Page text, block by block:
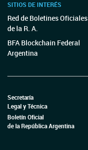
SITIOS DE INTERÉS
Red de Boletines Oficiales
de la R. A.
BFA Blockchain Federal
Argentina
Secretaría
Legal y Técnica
Boletín Oficial
de la República Argentina